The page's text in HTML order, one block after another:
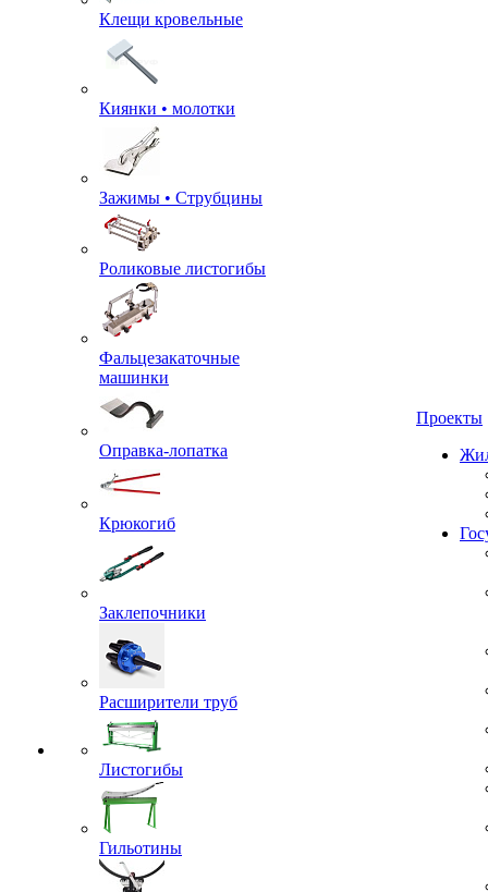
Клещи кровельные
Киянки • молотки
Зажимы • Струбцины
Роликовые листогибы
Фальцезакаточные
машинки
Оправка-лопатка
Крюкогиб
Заклепочники
Расширители труб
Листогибы
Гильотины
Проекты